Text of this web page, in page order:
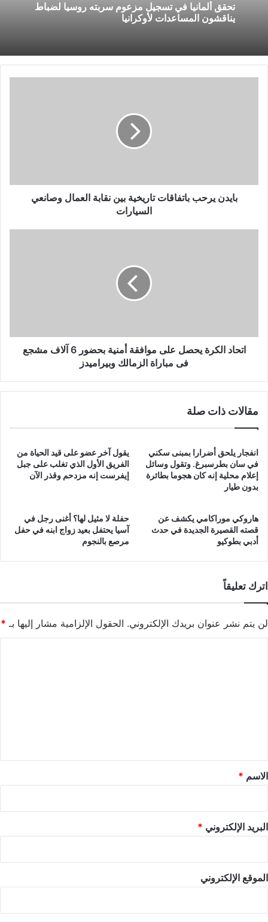
تحقق ألمانيا في تسجيل مزعوم سربته روسيا لضباط
يناقشون المساعدات لأوكرانيا
السيارات
بايدن يرحب باتفاقات تاريخية بين نقابة العمال وصانعي
السيارات
آلاف
مشجع
الزمالك
اتحاد الكرة يحصل على موافقة أمنية بحضور 6 آلاف مشجع
فى مباراة الزمالك وبيراميدز
مقالات ذات صلة
انفجار يلحق أضرارا بمبنى سكني
في سان بطرسبرغ. وتقول وسائل
إعلام محلية إنه كان هجوما بطائرة
بدون طيار
يقول آخر عضو على قيد الحياة من
الفريق الأول الذي تغلب على جبل
إيفرست إنه مزدحم وقذر الآن
هاروكي موراكامي يكشف عن
قصته القصيرة الجديدة في حدث
أدبي بطوكيو
حفلة لا مثيل لها؟ أغنى رجل في
آسيا يحتفل بعيد زواج ابنه في حفل
مرصع بالنجوم
اترك تعليقاً
لن يتم نشر عنوان بريدك الإلكتروني. الحقول الإلزامية مشار إليها بـ *
*
الاسم *
البريد الإلكتروني *
الموقع الإلكتروني